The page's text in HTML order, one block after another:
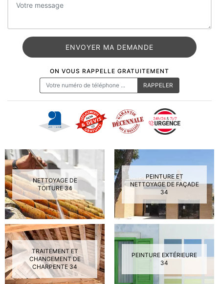
ON VOUS RAPPELLE GRATUITEMENT
NETTOYAGE DE
TOITURE 34
PEINTURE ET
NETTOYAGE DE FAÇADE
34
TRAITEMENT ET
CHANGEMENT DE
CHARPENTE 34
PEINTURE EXTÉRIEURE
34